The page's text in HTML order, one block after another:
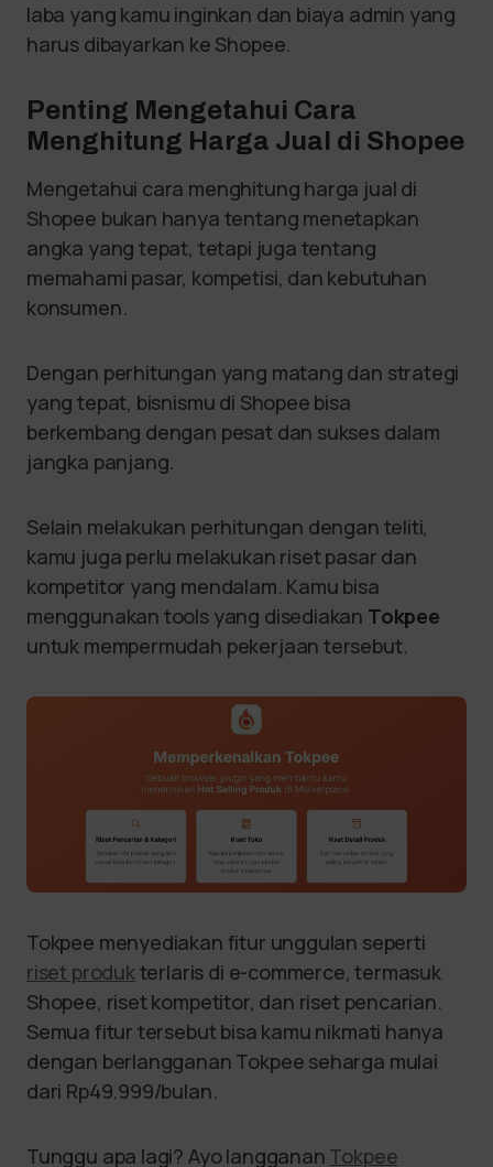
laba yang kamu inginkan dan biaya admin yang
harus dibayarkan ke Shopee.
Penting Mengetahui Cara
Menghitung Harga Jual di Shopee
Mengetahui cara menghitung harga jual di
Shopee bukan hanya tentang menetapkan
angka yang tepat, tetapi juga tentang
memahami pasar, kompetisi, dan kebutuhan
konsumen.
Dengan perhitungan yang matang dan strategi
yang tepat, bisnismu di Shopee bisa
berkembang dengan pesat dan sukses dalam
jangka panjang.
Selain melakukan perhitungan dengan teliti,
kamu juga perlu melakukan riset pasar dan
kompetitor yang mendalam. Kamu bisa
menggunakan tools yang disediakan Tokpee
untuk mempermudah pekerjaan tersebut.
Tokpee menyediakan fitur unggulan seperti
riset produkterlaris di e-commerce, termasuk
Shopee, riset kompetitor, dan riset pencarian.
Semua fitur tersebut bisa kamu nikmati hanya
dengan berlangganan Tokpee seharga mulai
dari Rp49.999/bulan.
Tunggu apa lagi? Ayo langganan Tokpee